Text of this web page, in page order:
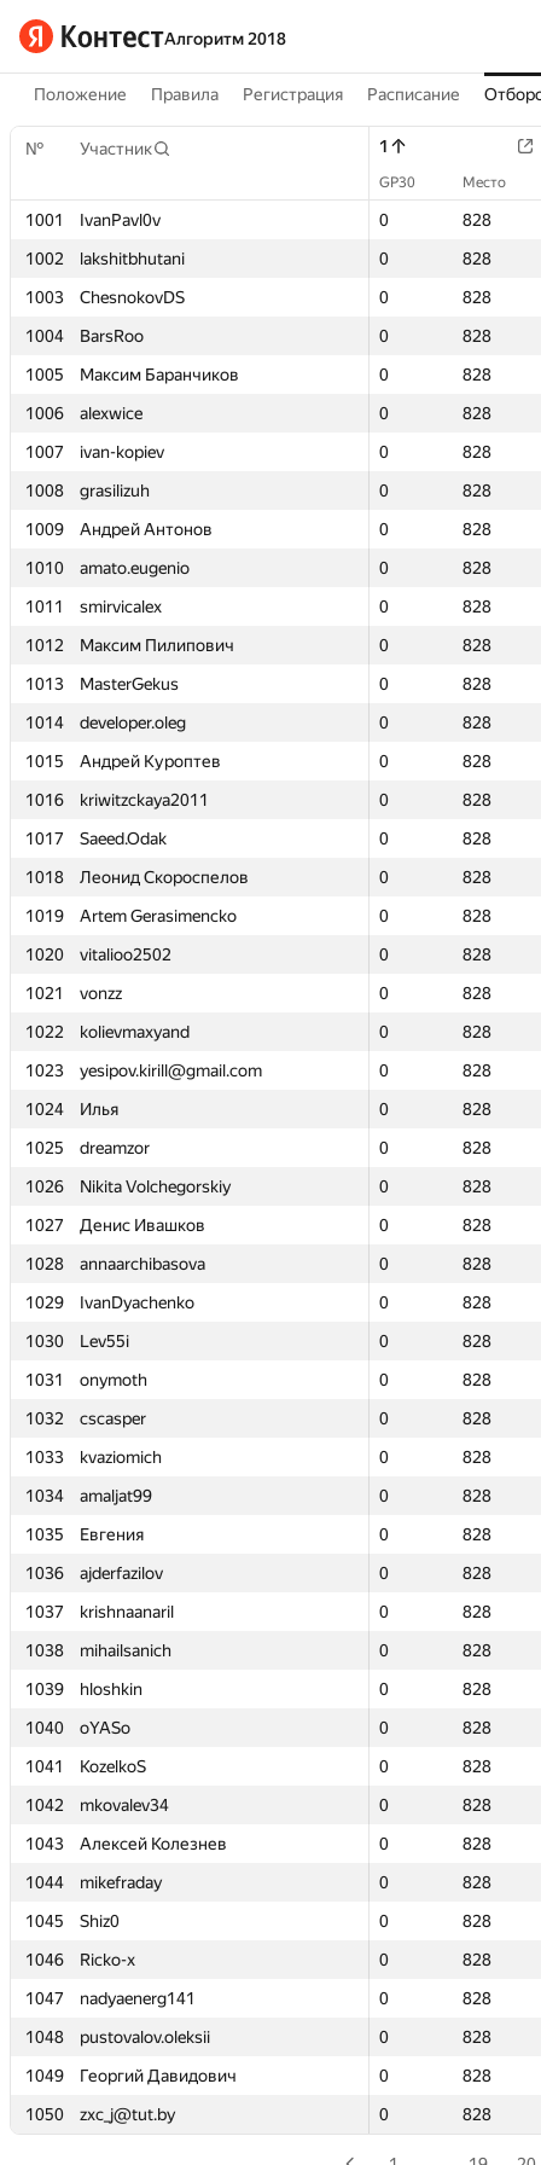
Алгоритм 2018
Положение Правила Регистрация Расписание
№ Участник 1
GP30 Место
1001 IvanPavl0v 0
828
1002
lakshitbhutani 0
828
1003
ChesnokovDS 0
828
1004
BarsRoo 0
828
1005
Максим Баранчиков 0
828
1006
alexwice 0
828
1007
ivan-kopiev 0
828
1008
grasilizuh 0
828
1009
Андрей Антонов 0
828
1010
amato.eugenio 0
828
1011
smirvicalex 0
828
1012
Максим Пилипович 0
828
1013
MasterGekus 0
828
1014
developer.oleg 0
828
1015
Андрей Куроптев 0
828
1016
kriwitzckaya2011 0
828
1017
Saeed.Odak 0
828
1018
Леонид Скороспелов 0
828
1019
Artem Gerasimencko 0
828
1020
vitalioo2502 0
828
1021
vonzz 0
828
1022
kolievmaxyand 0
828
1023
yesipov.kirill@gmail.com 0
828
1024
Илья 0
828
1025
dreamzor 0
828
1026
Nikita Volchegorskiy 0
828
1027
Денис Ивашков 0
828
1028
annaarchibasova 0
828
1029
IvanDyachenko 0
828
1030
Lev55i 0
828
1031
onymoth 0
828
1032
cscasper 0
828
1033
kvaziomich 0
828
1034
amaljat99 0
828
1035
Евгения 0
828
1036
ajderfazilov 0
828
1037
krishnaanaril 0
828
1038
mihailsanich 0
828
1039
hloshkin 0
828
1040
oYASo 0
828
1041
KozelkoS 0
828
1042
mkovalev34 0
828
1043
Алексей Колезнев 0
828
1044
mikefraday 0
828
1045
Shiz0 0
828
1046
Ricko-x 0
828
1047
nadyaenerg141 0
828
1048
pustovalov.oleksii 0
828
1049
Георгий Давидович 0
828
1050
zxc_j@tut.by 0 828
№ Участник 1
GP30 Место
1001 IvanPavl0v 0
828
1002
lakshitbhutani 0
828
1003
ChesnokovDS 0
828
1004
BarsRoo 0
828
1005
Максим Баранчиков 0
828
1006
alexwice 0
828
1007
ivan-kopiev 0
828
1008
grasilizuh 0
828
1009
Андрей Антонов 0
828
1010
amato.eugenio 0
828
1011
smirvicalex 0
828
1012
Максим Пилипович 0
828
1013
MasterGekus 0
828
1014
developer.oleg 0
828
1015
Андрей Куроптев 0
828
1016
kriwitzckaya2011 0
828
1017
Saeed.Odak 0
828
1018
Леонид Скороспелов 0
828
1019
Artem Gerasimencko 0
828
1020
vitalioo2502 0
828
1021
vonzz 0
828
1022
kolievmaxyand 0
828
1023
yesipov.kirill@gmail.com 0
828
1024
Илья 0
828
1025
dreamzor 0
828
1026
Nikita Volchegorskiy 0
828
1027
Денис Ивашков 0
828
1028
annaarchibasova 0
828
1029
IvanDyachenko 0
828
1030
Lev55i 0
828
1031
onymoth 0
828
1032
cscasper 0
828
1033
kvaziomich 0
828
1034
amaljat99 0
828
1035
Евгения 0
828
1036
ajderfazilov 0
828
1037
krishnaanaril 0
828
1038
mihailsanich 0
828
1039
hloshkin 0
828
1040
oYASo 0
828
1041
KozelkoS 0
828
1042
mkovalev34 0
828
1043
Алексей Колезнев 0
828
1044
mikefraday 0
828
1045
Shiz0 0
828
1046
Ricko-x 0
828
1047
nadyaenerg141 0
828
1048
pustovalov.oleksii 0
828
1049
Георгий Давидович 0
828
1050
zxc_j@tut.by 0 828